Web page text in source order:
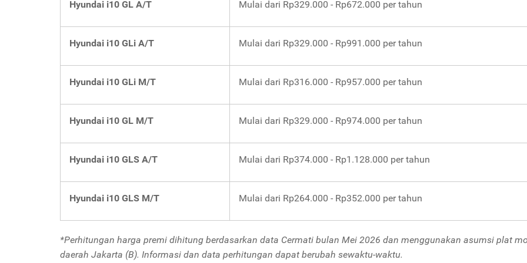
Hyundai i10 GL A/T Mulai dari Rp329.000 - Rp672.000 per tahun
Hyundai i10 GLi A/T Mulai dari Rp329.000 - Rp991.000 per tahun
Hyundai i10 GLi M/T Mulai dari Rp316.000 - Rp957.000 per tahun
Hyundai i10 GL M/T Mulai dari Rp329.000 - Rp974.000 per tahun
Hyundai i10 GLS A/T Mulai dari Rp374.000 - Rp1.128.000 per tahun
Hyundai i10 GLS M/T Mulai dari Rp264.000 - Rp352.000 per tahun
*Perhitungan harga premi dihitung berdasarkan data Cermati bulan Mei 2026 dan menggunakan asumsi plat
daerah Jakarta (B). Informasi dan data perhitungan dapat berubah sewaktu-waktu.